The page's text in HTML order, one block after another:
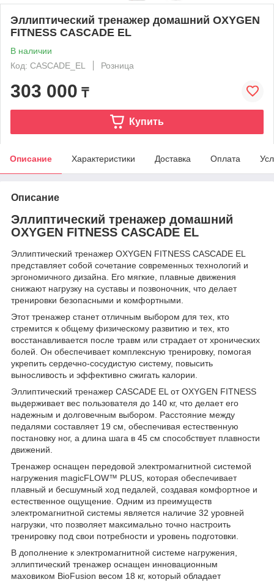
Эллиптический тренажер домашний OXYGEN
FITNESS CASCADE EL
В наличии
Код: CASCADE_EL
Розница
303 000 ₸
Купить
Описание Характеристики Доставка Оплата
Описание
Эллиптический тренажер домашний
OXYGEN FITNESS CASCADE EL
Эллиптический тренажер OXYGEN FITNESS CASCADE EL
представляет собой сочетание современных технологий и
эргономичного дизайна. Его мягкие, плавные движения
снижают нагрузку на суставы и позвоночник, что делает
тренировки безопасными и комфортными.
Этот тренажер станет отличным выбором для тех, кто
стремится к общему физическому развитию и тех, кто
восстанавливается после травм или страдает от хронических
болей. Он обеспечивает комплексную тренировку, помогая
укрепить сердечно-сосудистую систему, повысить
выносливость и эффективно сжигать калории.
Эллиптический тренажер CASCADE EL от OXYGEN FITNESS
выдерживает вес пользователя до 140 кг, что делает его
надежным и долговечным выбором. Расстояние между
педалями составляет 19 см, обеспечивая естественную
постановку ног, а длина шага в 45 см способствует плавности
движений.
Тренажер оснащен передовой электромагнитной системой
нагружения magicFLOW™ PLUS, которая обеспечивает
плавный и бесшумный ход педалей, создавая комфортное и
естественное ощущение. Одним из преимуществ
электромагнитной системы является наличие 32 уровней
нагрузки, что позволяет максимально точно настроить
тренировку под свои потребности и уровень подготовки.
В дополнение к электромагнитной системе нагружения,
эллиптический тренажер оснащен инновационным
маховиком BioFusion весом 18 кг, который обладает